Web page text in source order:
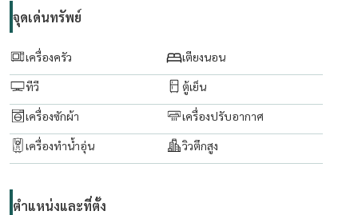
www. thelivingbkk.com (บริษัท เดอะ ลิฟวิ่งแบงค็อก จำกัด)
ที่ปรึกษาและบริการ ซื้อ-ขาย-เช่า อสังหาริมทรัพย์
จุดเด่นทรัพย์
เครื่องครัว เตียงนอน
ทีวี ตู้เย็น
เครื่องซักผ้า เครื่องปรับอากาศ
เครื่องทำน้ำอุ่น วิวตึกสูง
ตำแหน่งและที่ตั้ง